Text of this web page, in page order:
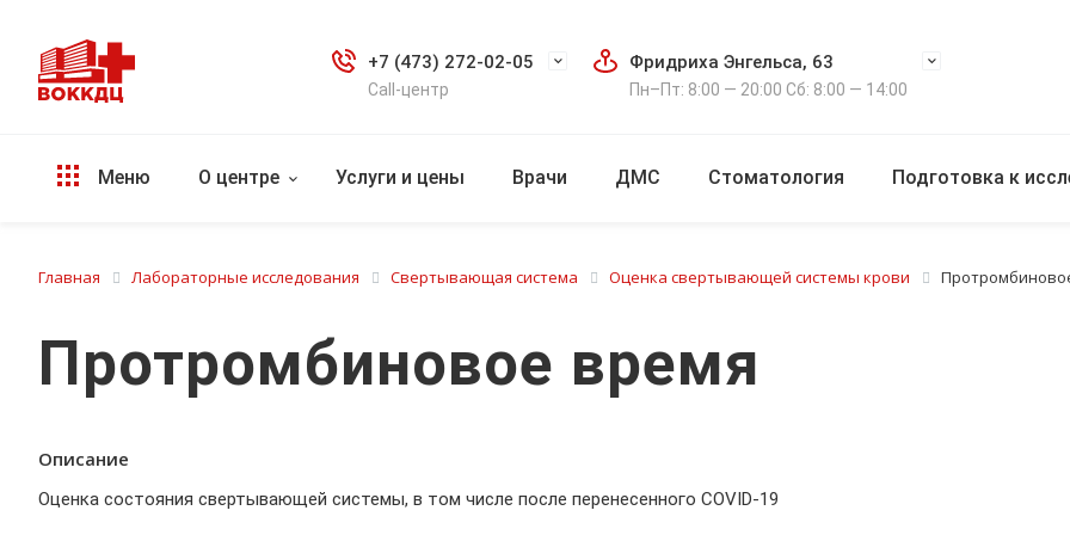
+7 (473) 272-02-05
Call-центр
Фридриха Энгельса, 63
Пн–Пт: 8:00 — 20:00 Сб: 8:00 — 14:00
Меню О центре Услуги и цены Врачи ДМС Стоматология Подготовка к
Главная Лабораторные исследования Свертывающая система Оценка свертывающей системы крови
Протромбиновое время
Описание
Оценка состояния свертывающей системы, в том числе после перенесенного COVID-19